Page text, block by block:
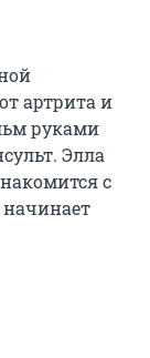
артрита и
руками
Элла
с
начинает